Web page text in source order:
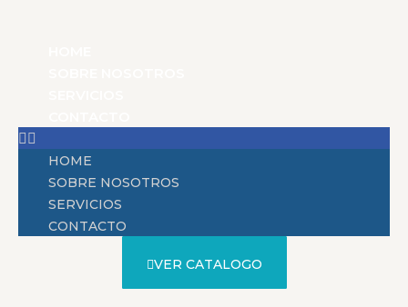
HOME
SOBRE NOSOTROS
SERVICIOS
CONTACTO
VER CATALOGO